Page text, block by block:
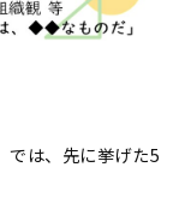
では、先に挙げた5